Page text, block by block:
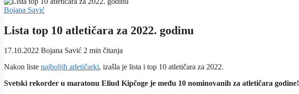
Bojana Savić
Lista top 10 atletičara za 2022. godinu
17.10.2022 Bojana Savić 2 min čitanja
Nakon liste najboljih atletičarki, izašla je lista i top 10 atletičara za 2022.
Svetski rekorder u maratonu Eliud Kipčoge je među 10 nominovanih za atletičara godine!